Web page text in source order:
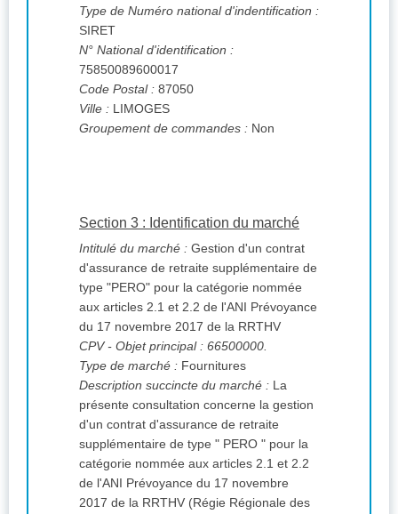
Type de Numéro national d'indentification :
SIRET
N° National d'identification :
75850089600017
Code Postal : 87050
Ville : LIMOGES
Groupement de commandes : Non
Section 3 : Identification du marché
Intitulé du marché : Gestion d'un contrat
d'assurance de retraite supplémentaire de
type "PERO" pour la catégorie nommée
aux articles 2.1 et 2.2 de l'ANI Prévoyance
du 17 novembre 2017 de la RRTHV
CPV- Objet principal : 66500000.
Type de marché : Fournitures
Description succincte du marché : La
présente consultation concerne la gestion
d'un contrat d'assurance de retraite
supplémentaire de type " PERO " pour la
catégorie nommée aux articles 2.1 et 2.2
de l'ANI Prévoyance du 17 novembre
2017 de la RRTHV (Régie Régionale des